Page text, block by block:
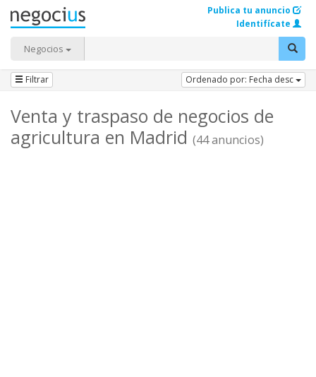
Negocios
Publica tu anuncio
Identifícate
Filtrar Ordenado por: Fecha desc
Venta y traspaso de negocios de
agricultura en Madrid (44 anuncios)